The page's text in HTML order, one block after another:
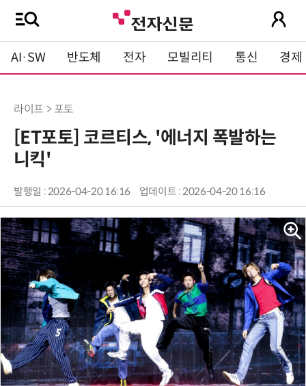
AI·SW 반도체 전자 모빌리티 통신 경제
라이프 > 포토
[ET포토] 코르티스, '에너지 폭발하는
니킥'
발행일 : 2026-04-20 16:16 업데이트 : 2026-04-20 16:16